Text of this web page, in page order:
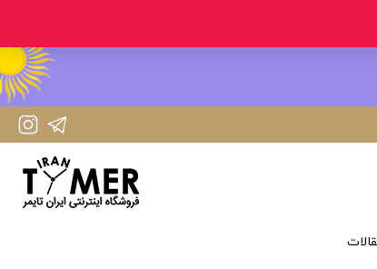
IranTimer Instagram Page